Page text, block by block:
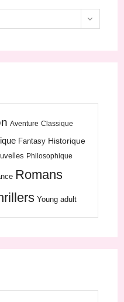
Aventure Classique
Fantasy Historique
Philosophique
Romans
Young adult